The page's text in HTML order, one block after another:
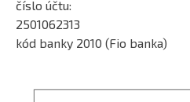
číslo účtu:
2501062313
kód banky 2010 (Fio banka)